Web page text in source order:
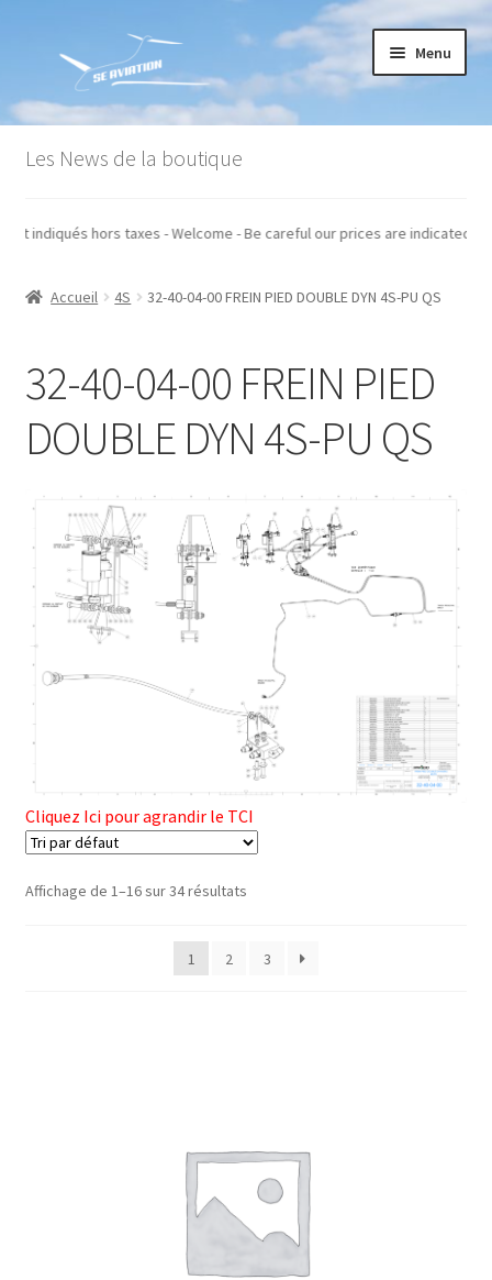
la
navigation
contenu
Menu
Accueil
Conditions générales de vente
Mon compte
Les News de la boutique
nos prix sont indiqués hors taxes - Welcome - Be careful our prices are
Accueil 4S 32-40-04-00 FREIN PIED DOUBLE DYN 4S-PU QS
32-40-04-00 FREIN PIED
DOUBLE DYN 4S-PU QS
Cliquez Ici pour agrandir le TCI
Affichage de 1–16 sur 34 résultats
1 2 3